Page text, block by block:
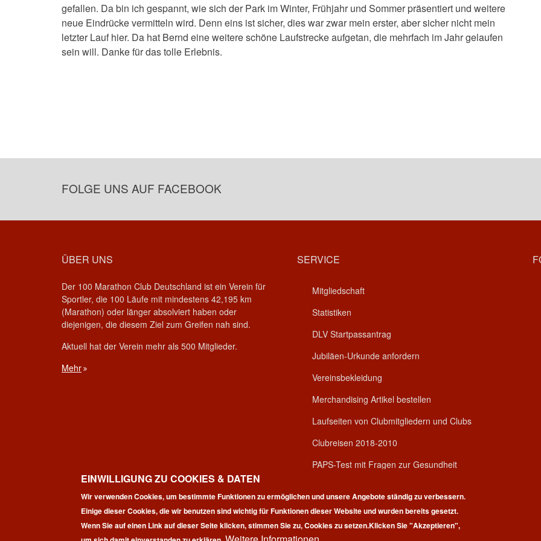
gefallen. Da bin ich gespannt, wie sich der Park im Winter, Frühjahr und Sommer präsentiert und weitere
neue Eindrücke vermitteln wird. Denn eins ist sicher, dies war zwar mein erster, aber sicher nicht mein
letzter Lauf hier. Da hat Bernd eine weitere schöne Laufstrecke aufgetan, die mehrfach im Jahr gelaufen
sein will. Danke für das tolle Erlebnis.
FOLGE UNS AUF FACEBOOK
ÜBER UNS
Der 100 Marathon Club Deutschland ist ein Verein für
Sportler, die 100 Läufe mit mindestens 42,195 km
(Marathon) oder länger absolviert haben oder
diejenigen, die diesem Ziel zum Greifen nah sind.
Aktuell hat der Verein mehr als 500 Mitglieder.
Mehr
SERVICE
Mitgliedschaft
Statistiken
DLV Startpassantrag
Jubiläen-Urkunde anfordern
Vereinsbekleidung
Merchandising Artikel bestellen
Laufseiten von Clubmitgliedern und Clubs
Clubreisen 2018-2010
PAPS-Test mit Fragen zur Gesundheit
EINWILLIGUNG ZU COOKIES & DATEN
Wir verwenden Cookies, um bestimmte Funktionen zu ermöglichen und unsere Angebote ständig zu verbessern.
Einige dieser Cookies, die wir benutzen sind wichtig für Funktionen dieser Website und wurden bereits gesetzt.
Wenn Sie auf einen Link auf dieser Seite klicken, stimmen Sie zu, Cookies zu setzen.Klicken Sie "Akzeptieren",